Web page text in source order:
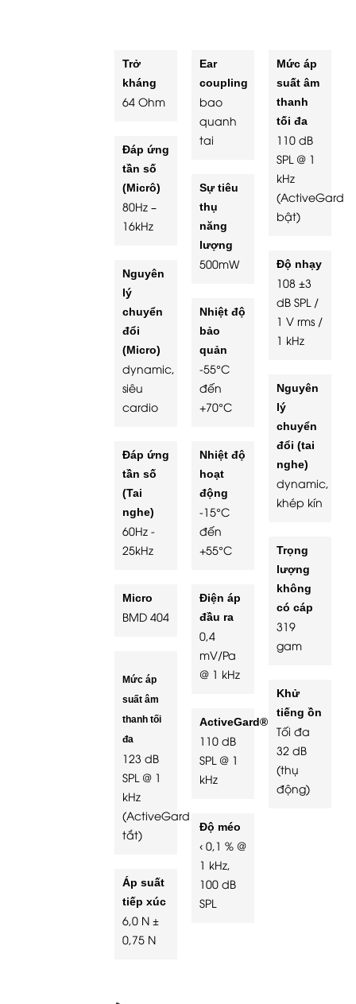
Trở
kháng
64 Ohm
Đáp ứng
tần số
(Micrô)
80Hz –
16kHz
Nguyên
lý
chuyển
đổi
(Micro)
dynamic,
siêu
cardio
Đáp ứng
tần số
(Tai
nghe)
60Hz -
25kHz
Micro
BMD 404
Mức áp
suất âm
thanh tối
đa
123 dB
SPL @ 1
kHz
(ActiveGard
tắt)
Áp suất
tiếp xúc
6,0 N ±
0,75 N
Ear
coupling
bao
quanh
tai
Sự tiêu
thụ
năng
lượng
500mW
Nhiệt độ
bảo
quản
-55°C
đến
+70°C
Nhiệt độ
hoạt
động
-15°C
đến
+55°C
Điện áp
đầu ra
0,4
mV/Pa
@ 1 kHz
ActiveGard®
110 dB
SPL @ 1
kHz
Độ méo
‹ 0,1 % @
1 kHz,
100 dB
SPL
Mức áp
suất âm
thanh
tối đa
110 dB
SPL @ 1
kHz
(ActiveGard
bật)
Độ nhạy
108 ±3
dB SPL /
1 V rms /
1 kHz
Nguyên
lý
chuyển
đổi (tai
nghe)
dynamic,
khép kín
Trọng
lượng
không
có cáp
319
gam
Khử
tiếng ồn
Tối đa
32 dB
(thụ
động)